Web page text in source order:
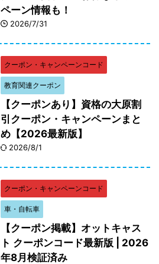
ペーン情報も！
2026/7/31
クーポン・キャンペーンコード
教育関連クーポン
【クーポンあり】資格の大原割
引クーポン・キャンペーンまと
め【2026最新版】
2026/8/1
クーポン・キャンペーンコード
車・自転車
【クーポン掲載】オットキャス
ト クーポンコード最新版 | 2026
年8月検証済み